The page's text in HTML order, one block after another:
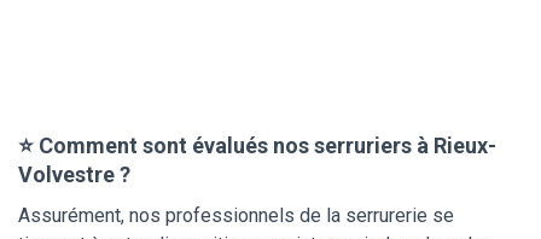
⭐ Comment sont évalués nos serruriers à Rieux-
Volvestre ?
Assurément, nos professionnels de la serrurerie se